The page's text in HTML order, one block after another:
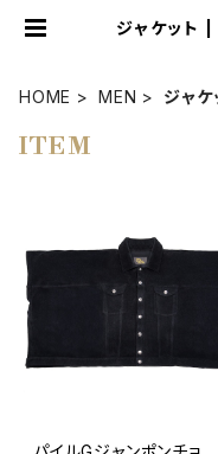
ジャケット
HOME MEN ジャケ
ITEM